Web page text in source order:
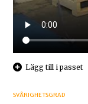
Lägg till i passet
SVÅRIGHETSGRAD